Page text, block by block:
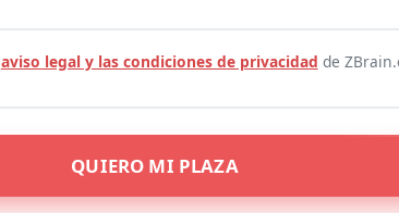
aviso legal y las condiciones de privacidad de
QUIERO MI PLAZA